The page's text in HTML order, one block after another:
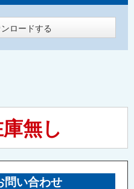
ロードする
無し
問い合わせ